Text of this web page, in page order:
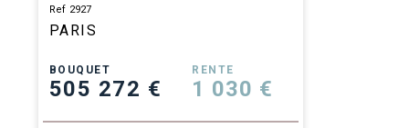
Ref 2927
PARIS
BOUQUET
505 272 €
RENTE
1 030 €